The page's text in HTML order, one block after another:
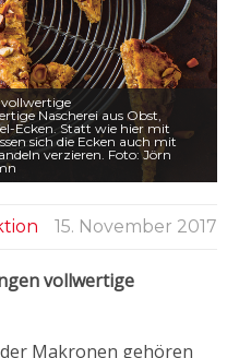
vollwertige
Nascherei aus Obst,
Ecken. Statt wie hier mit
sich die Ecken auch mit
verzieren. Foto: Jörn
15. November 2017
vollwertige
Makronen gehören